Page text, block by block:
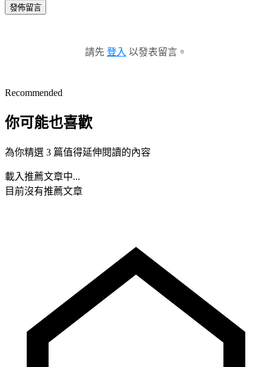
發佈留言
請先 登入 以發表留言。
Recommended
你可能也喜歡
為你精選 3 篇值得延伸閱讀的內容
載入推薦文章中...
目前沒有推薦文章